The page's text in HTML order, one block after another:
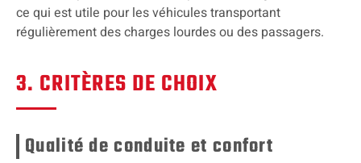
ce qui est utile pour les véhicules transportant
régulièrement des charges lourdes ou des passagers.
3. CRITÈRES DE CHOIX
Qualité de conduite et confort